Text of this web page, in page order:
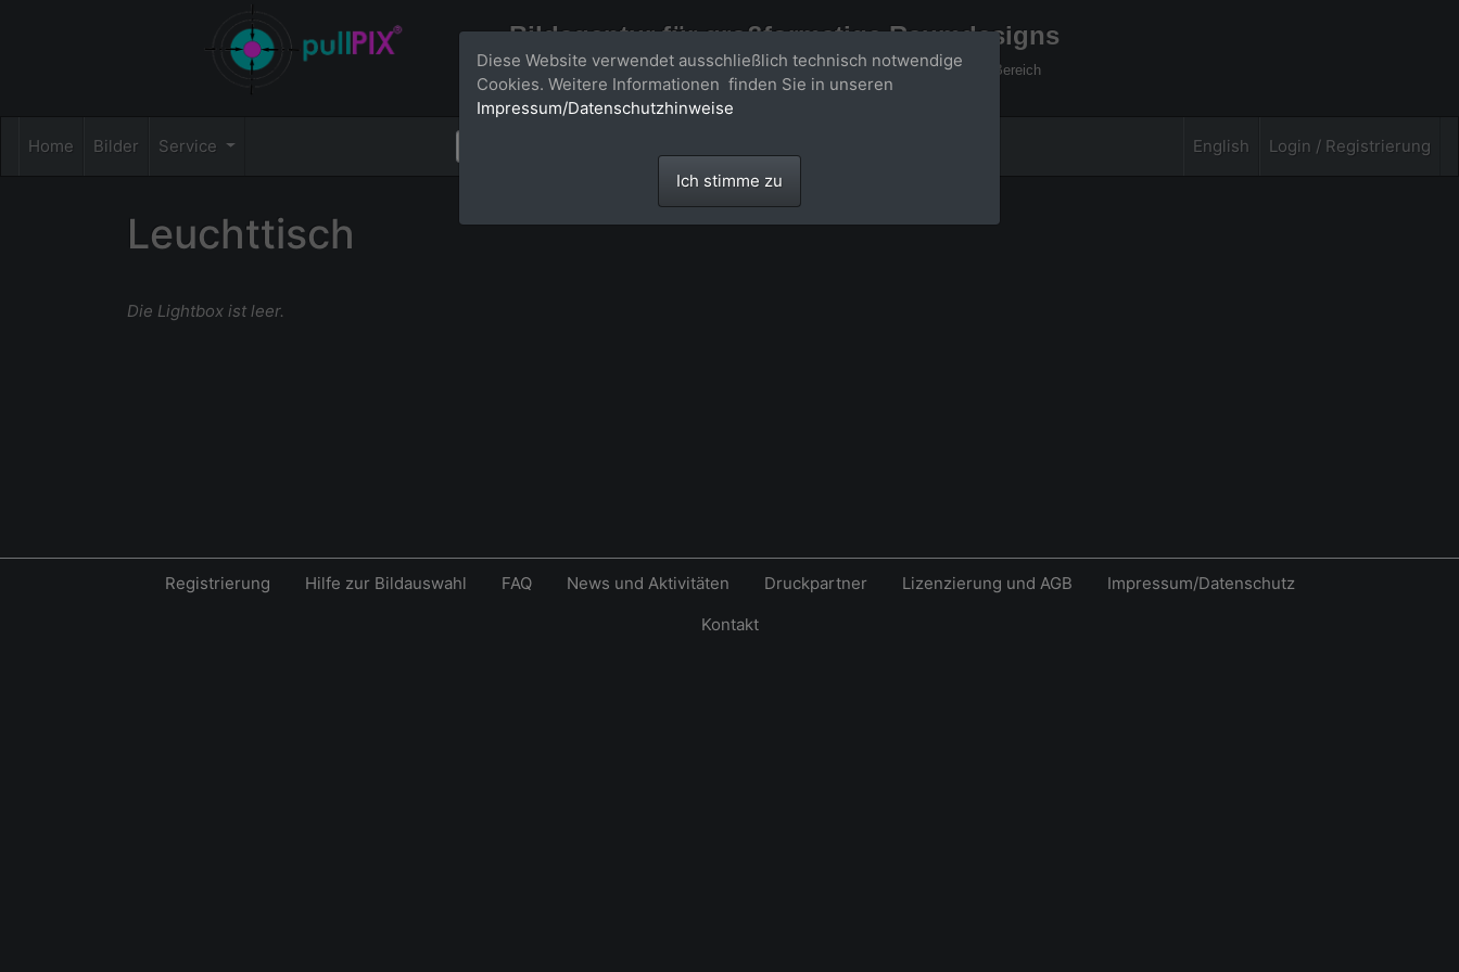
Bildagentur für großformatige Raumdesigns
Großformatige Bilder - über 100 Meter große 'largeformat' Fotos im Gigapixel Bereich
Home Bilder Service English Login / Registrierung
Leuchttisch
Die Lightbox ist leer.
Diese Website verwendet ausschließlich technisch notwendige
Cookies. Weitere Informationen finden Sie in unseren
Impressum/Datenschutzhinweise
Ich stimme zu
Registrierung Hilfe zur Bildauswahl FAQ News und Aktivitäten Druckpartner Lizenzierung und AGB
Impressum/Datenschutz
Kontakt